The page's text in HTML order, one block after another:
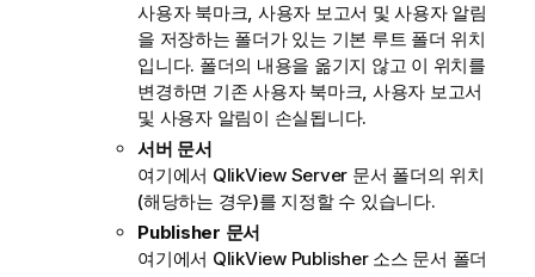
사용자 북마크, 사용자 보고서 및 사용자 알림
을 저장하는 폴더가 있는 기본 루트 폴더 위치
입니다. 폴더의 내용을 옮기지 않고 이 위치를
변경하면 기존 사용자 북마크, 사용자 보고서
및 사용자 알림이 손실됩니다.
서버 문서
여기에서 QlikView Server 문서 폴더의 위치
(해당하는 경우)를 지정할 수 있습니다.
Publisher 문서
여기에서 QlikView Publisher 소스 문서 폴더